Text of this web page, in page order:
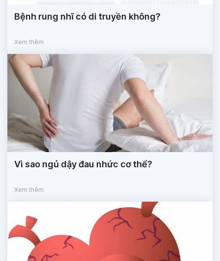
Bệnh rung nhĩ có di truyền không?
Xem thêm
Vì sao ngủ dậy đau nhức cơ thể?
Xem thêm